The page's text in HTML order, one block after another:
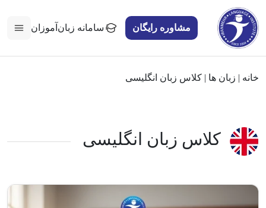
مشاوره رایگان سامانه زبان‌آموزان
خانه | زبان ها | کلاس زبان انگلیسی
کلاس زبان انگلیسی